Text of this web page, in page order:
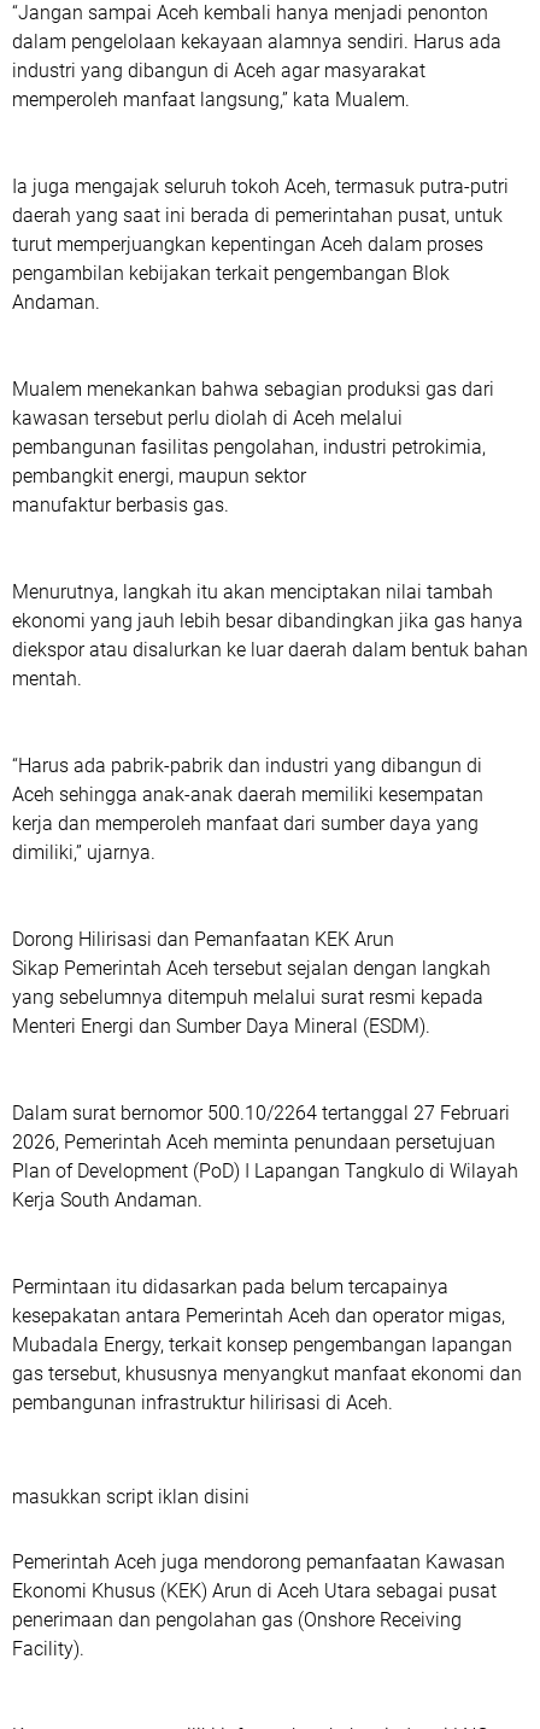
“Jangan sampai Aceh kembali hanya menjadi penonton
dalam pengelolaan kekayaan alamnya sendiri. Harus ada
industri yang dibangun di Aceh agar masyarakat
memperoleh manfaat langsung,” kata Mualem.
Ia juga mengajak seluruh tokoh Aceh, termasuk putra-putri
daerah yang saat ini berada di pemerintahan pusat, untuk
turut memperjuangkan kepentingan Aceh dalam proses
pengambilan kebijakan terkait pengembangan Blok
Andaman.
Mualem menekankan bahwa sebagian produksi gas dari
kawasan tersebut perlu diolah di Aceh melalui
pembangunan fasilitas pengolahan, industri petrokimia,
pembangkit energi, maupun sektor
manufaktur berbasis gas.
Menurutnya, langkah itu akan menciptakan nilai tambah
ekonomi yang jauh lebih besar dibandingkan jika gas hanya
diekspor atau disalurkan ke luar daerah dalam bentuk bahan
mentah.
“Harus ada pabrik-pabrik dan industri yang dibangun di
Aceh sehingga anak-anak daerah memiliki kesempatan
kerja dan memperoleh manfaat dari sumber daya yang
dimiliki,” ujarnya.
Dorong Hilirisasi dan Pemanfaatan KEK Arun
Sikap Pemerintah Aceh tersebut sejalan dengan langkah
yang sebelumnya ditempuh melalui surat resmi kepada
Menteri Energi dan Sumber Daya Mineral (ESDM).
Dalam surat bernomor 500.10/2264 tertanggal 27 Februari
2026, Pemerintah Aceh meminta penundaan persetujuan
Plan of Development (PoD) I Lapangan Tangkulo di Wilayah
Kerja South Andaman.
Permintaan itu didasarkan pada belum tercapainya
kesepakatan antara Pemerintah Aceh dan operator migas,
Mubadala Energy, terkait konsep pengembangan lapangan
gas tersebut, khususnya menyangkut manfaat ekonomi dan
pembangunan infrastruktur hilirisasi di Aceh.
masukkan script iklan disini
Pemerintah Aceh juga mendorong pemanfaatan Kawasan
Ekonomi Khusus (KEK) Arun di Aceh Utara sebagai pusat
penerimaan dan pengolahan gas (Onshore Receiving
Facility).